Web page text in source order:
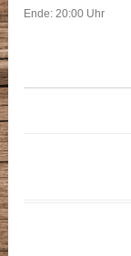
Ende: 20:00 Uhr